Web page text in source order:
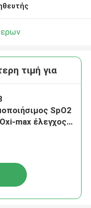
τιμή για
SpO2
max έλεγχος